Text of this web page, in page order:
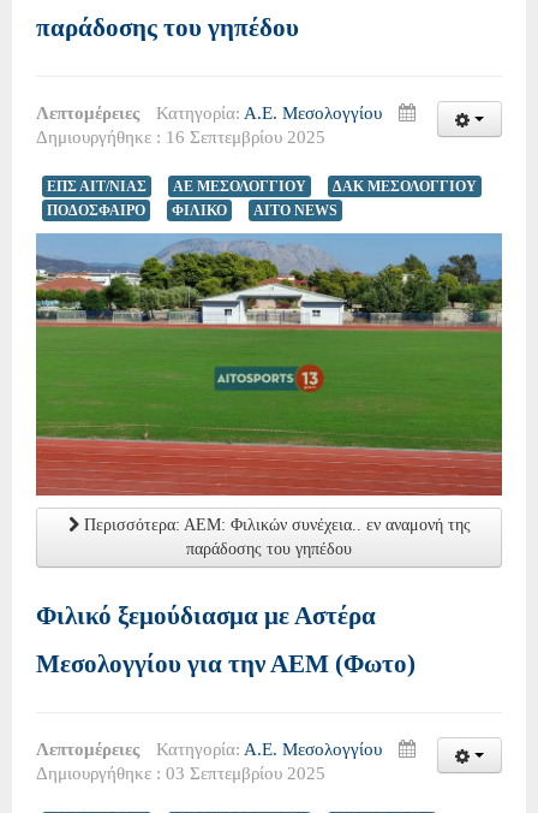
παράδοσης του γηπέδου
Λεπτομέρειες Κατηγορία: Α.Ε. Μεσολογγίου
Δημιουργήθηκε : 16 Σεπτεμβρίου 2025
ΕΠΣ ΑΙΤ/ΝΙΑΣ ΑΕ ΜΕΣΟΛΟΓΓΙΟΥ
ΔΑΚ ΜΕΣΟΛΟΓΓΙΟΥ
ΠΟΔΟΣΦΑΙΡΟ
ΦΙΛΙΚΟ AITO NEWS
Περισσότερα: ΑΕΜ: Φιλικών συνέχεια.. εν αναμονή της
παράδοσης του γηπέδου
Φιλικό ξεμούδιασμα με Αστέρα
Μεσολογγίου για την ΑΕΜ (Φωτο)
Λεπτομέρειες Κατηγορία: Α.Ε. Μεσολογγίου
Δημιουργήθηκε : 03 Σεπτεμβρίου 2025